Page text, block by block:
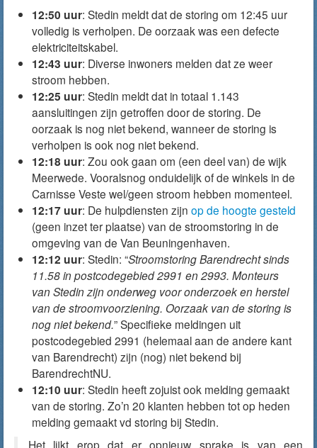
12:50 uur: Stedin meldt dat de storing om 12:45 uur
volledig is verholpen. De oorzaak was een defecte
elektriciteitskabel.
12:43 uur: Diverse inwoners melden dat ze weer
stroom hebben.
12:25 uur: Stedin meldt dat in totaal 1.143
aansluitingen zijn getroffen door de storing. De
oorzaak is nog niet bekend, wanneer de storing is
verholpen is ook nog niet bekend.
12:18 uur: Zou ook gaan om (een deel van) de wijk
Meerwede. Vooralsnog onduidelijk of de winkels in de
Carnisse Veste wel/geen stroom hebben momenteel.
12:17 uur: De hulpdiensten zijn op de hoogte gesteld
(geen inzet ter plaatse) van de stroomstoring in de
omgeving van de Van Beuningenhaven.
12:12 uur: Stedin: “StroomstoringBarendrechtsinds
11.58 in postcodegebied 2991 en 2993. Monteurs
van Stedin zijn onderweg voor onderzoek en herstel
van de stroomvoorziening. Oorzaak van de storing is
nog niet bekend.” Specifieke meldingen uit
postcodegebied 2991 (helemaal aan de andere kant
van Barendrecht) zijn (nog) niet bekend bij
BarendrechtNU.
12:10 uur: Stedin heeft zojuist ook melding gemaakt
van de storing. Zo’n 20 klanten hebben tot op heden
melding gemaakt vd storing bij Stedin.
Het lijkt erop dat er opnieuw sprake is van een